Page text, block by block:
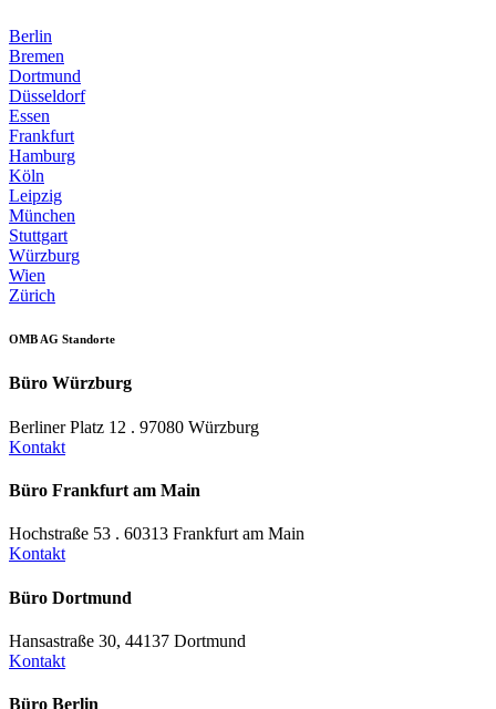
Berlin
Bremen
Dortmund
Düsseldorf
Essen
Frankfurt
Hamburg
Köln
Leipzig
München
Stuttgart
Würzburg
Wien
Zürich
OMB AG Standorte
Büro Würzburg
Berliner Platz 12 . 97080 Würzburg
Kontakt
Büro Frankfurt am Main
Hochstraße 53 . 60313 Frankfurt am Main
Kontakt
Büro Dortmund
Hansastraße 30, 44137 Dortmund
Kontakt
Büro Berlin